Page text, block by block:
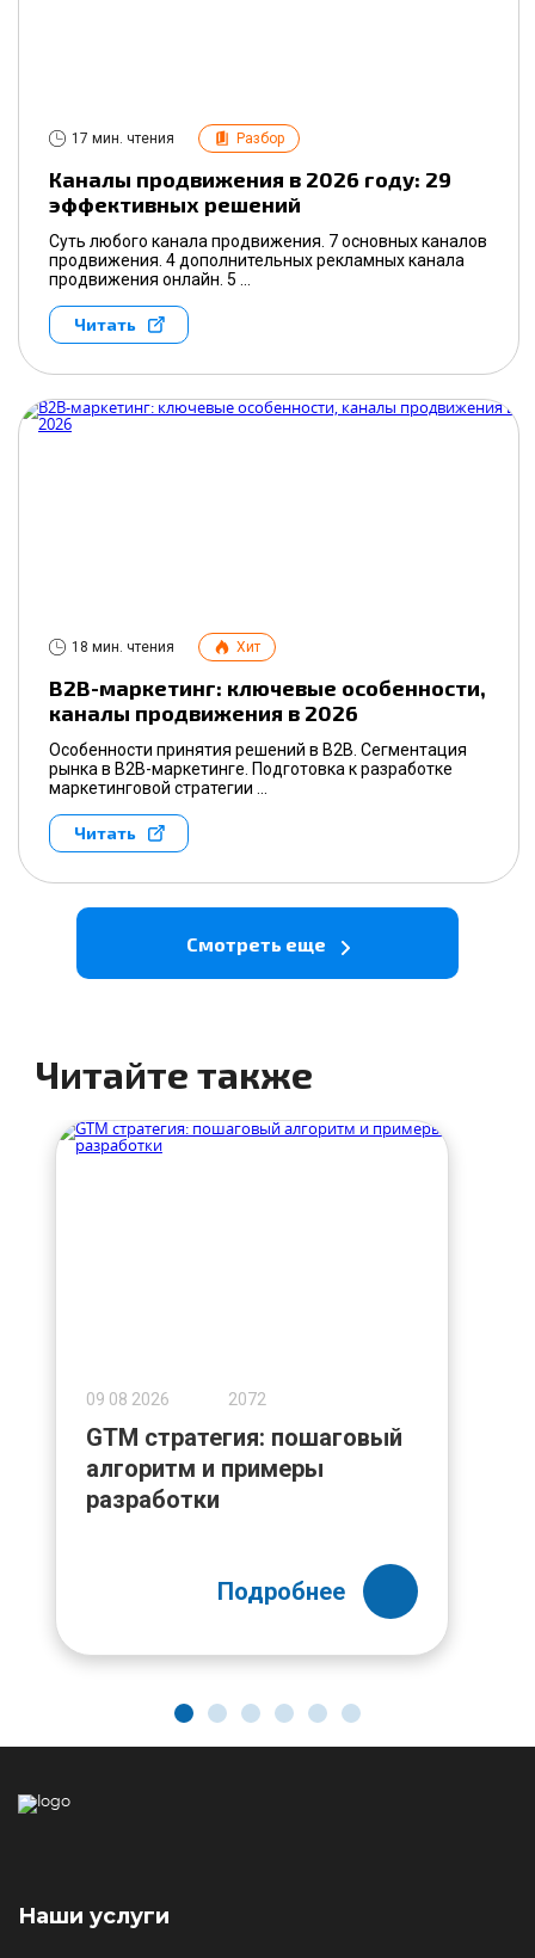
17 мин. чтения Разбор
Каналы продвижения в 2026 году: 29
эффективных решений
Суть любого канала продвижения. 7 основных каналов
продвижения. 4 дополнительных рекламных канала
продвижения онлайн. 5 ...
Читать
18 мин. чтения Хит
B2B-маркетинг: ключевые особенности,
каналы продвижения в 2026
Особенности принятия решений в B2B. Сегментация
рынка в B2B-маркетинге. Подготовка к разработке
маркетинговой стратегии ...
Читать
Смотреть еще
Читайте также
09 08 2026 2072
GTM стратегия: пошаговый
алгоритм и примеры
разработки
Подробнее
Наши услуги